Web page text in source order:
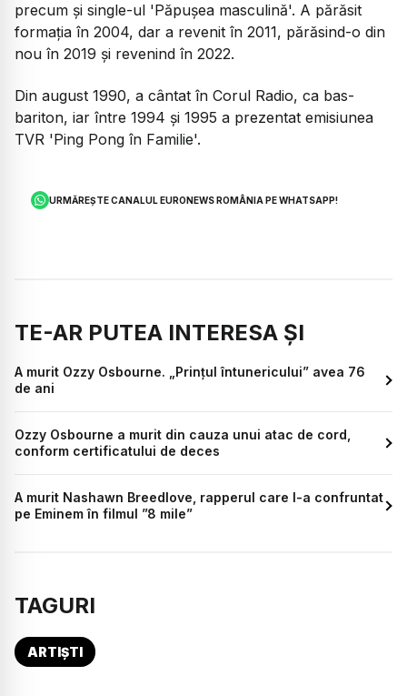
precum și single-ul 'Păpușea masculină'. A părăsit
formația în 2004, dar a revenit în 2011, părăsind-o din
nou în 2019 și revenind în 2022.
Din august 1990, a cântat în Corul Radio, ca bas-
bariton, iar între 1994 și 1995 a prezentat emisiunea
TVR 'Ping Pong în Familie'.
URMĂREȘTE CANALUL EURONEWS ROMÂNIA PE WHATSAPP!
TE-AR PUTEA INTERESA ȘI
A murit Ozzy Osbourne. „Prințul întunericului” avea 76
de ani
Ozzy Osbourne a murit din cauza unui atac de cord,
conform certificatului de deces
A murit Nashawn Breedlove, rapperul care l-a confruntat
pe Eminem în filmul ”8 mile”
TAGURI
ARTIȘTI